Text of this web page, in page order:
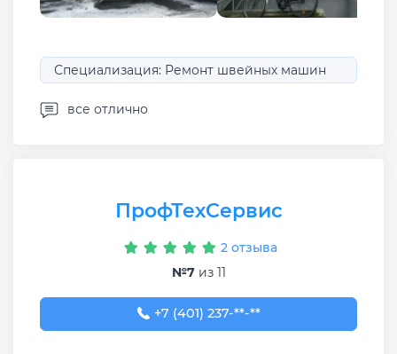
Специализация: Ремонт швейных машин
все отлично
ПрофТехСервис
2 отзыва
№7из 11
+7 (401) 237-60-26
+7 (401) 237-**-**